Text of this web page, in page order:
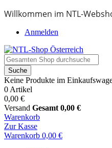
Willkommen im NTL-
Anmelden
Suche
Keine Produkte im
0 Artikel
0,00 €
Versand Gesamt 0,00 €
Warenkorb
Zur Kasse
Warenkorb 0,00 €